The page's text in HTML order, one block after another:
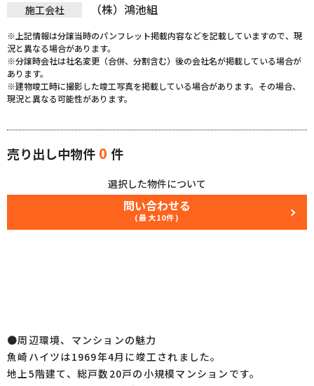
施工会社 （株）鴻池組
※上記情報は分譲当時のパンフレット掲載内容などを記載していますので、現
況と異なる場合があります。
※分譲時会社は社名変更（合併、分割含む）後の会社名が掲載している場合が
あります。
※建物竣工時に撮影した竣工写真を掲載している場合があります。その場合、
現況と異なる可能性があります。
売り出し中物件 0 件
選択した物件について
問い合わせる
(最大10件)
●周辺環境、マンションの魅力
魚崎ハイツは1969年4月に竣工されました。
地上5階建て、総戸数20戸の小規模マンションです。